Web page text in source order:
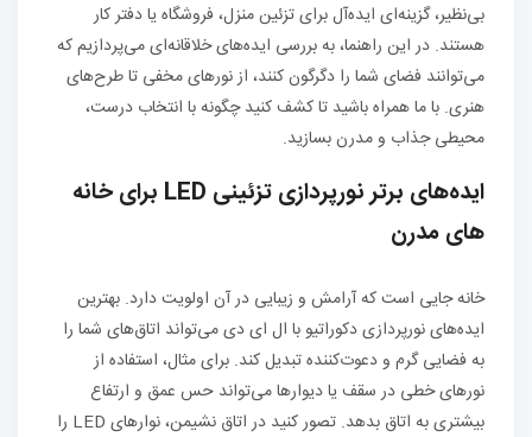
بی‌نظیر، گزینه‌ای ایده‌آل برای تزئین منزل، فروشگاه یا دفتر کار
هستند. در این راهنما، به بررسی ایده‌های خلاقانه‌ای می‌پردازیم که
می‌توانند فضای شما را دگرگون کنند، از نورهای مخفی تا طرح‌های
هنری. با ما همراه باشید تا کشف کنید چگونه با انتخاب درست،
محیطی جذاب و مدرن بسازید.
ایده‌های برتر نورپردازی تزئینی LED برای خانه‌
های مدرن
خانه جایی است که آرامش و زیبایی در آن اولویت دارد. بهترین
ایده‌های نورپردازی دکوراتیو با ال ای دی می‌تواند اتاق‌های شما را
به فضایی گرم و دعوت‌کننده تبدیل کند. برای مثال، استفاده از
نورهای خطی در سقف یا دیوارها می‌تواند حس عمق و ارتفاع
بیشتری به اتاق بدهد. تصور کنید در اتاق نشیمن، نوارهای LED را